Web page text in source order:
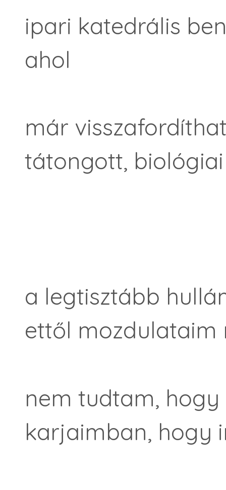
ipari katedrális
ahol
már
tátongott,
a legtisztább
ettől mozdulataim
nem tudtam,
karjaimban, hogy